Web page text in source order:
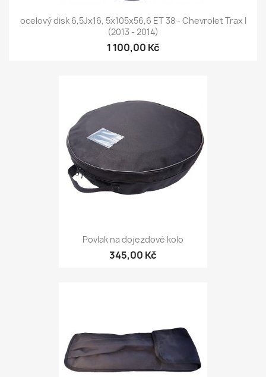
ocelový disk 6,5Jx16, 5x105x56,6 ET 38 - Chevrolet Trax I
(2013 - 2014)
1 100,00 Kč
Povlak na dojezdové kolo
345,00 Kč